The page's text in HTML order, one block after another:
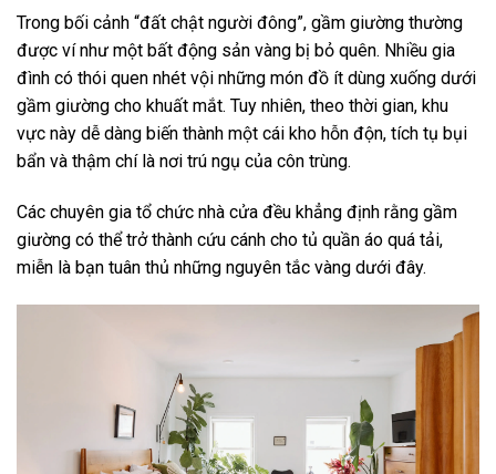
Trong bối cảnh “đất chật người đông”, gầm giường thường
được ví như một bất động sản vàng bị bỏ quên. Nhiều gia
đình có thói quen nhét vội những món đồ ít dùng xuống dưới
gầm giường cho khuất mắt. Tuy nhiên, theo thời gian, khu
vực này dễ dàng biến thành một cái kho hỗn độn, tích tụ bụi
bẩn và thậm chí là nơi trú ngụ của côn trùng.
Các chuyên gia tổ chức nhà cửa đều khẳng định rằng gầm
giường có thể trở thành cứu cánh cho tủ quần áo quá tải,
miễn là bạn tuân thủ những nguyên tắc vàng dưới đây.